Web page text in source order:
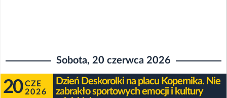
Sobota, 20 czerwca 2026
20 CZE
2026
Dzień Deskorolki na placu Kopernika. Nie
zabrakło sportowych emocji i kultury